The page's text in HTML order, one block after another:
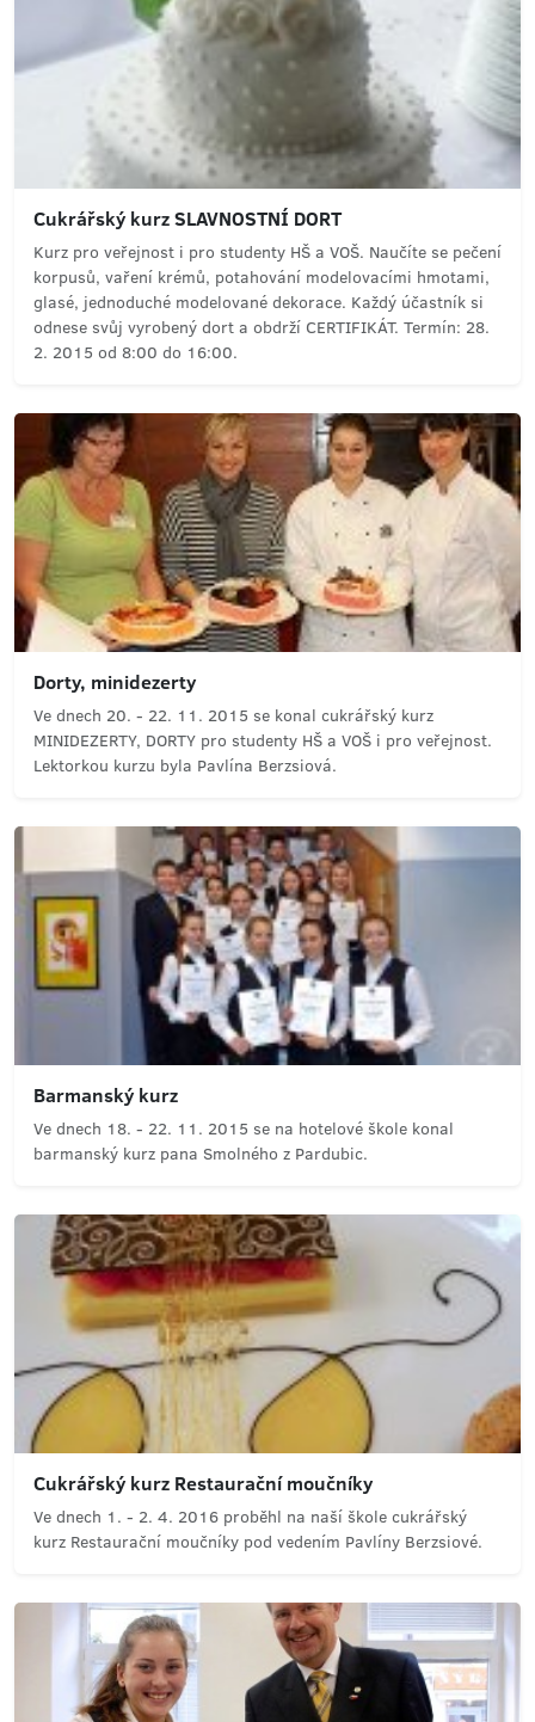
Cukrářský kurz SLAVNOSTNÍ DORT
Kurz pro veřejnost i pro studenty HŠ a VOŠ. Naučíte se pečení
korpusů, vaření krémů, potahování modelovacími hmotami,
glasé, jednoduché modelované dekorace. Každý účastník si
odnese svůj vyrobený dort a obdrží CERTIFIKÁT. Termín: 28.
2. 2015 od 8:00 do 16:00.
Dorty, minidezerty
Ve dnech 20. - 22. 11. 2015 se konal cukrářský kurz
MINIDEZERTY, DORTY pro studenty HŠ a VOŠ i pro veřejnost.
Lektorkou kurzu byla Pavlína Berzsiová.
Barmanský kurz
Ve dnech 18. - 22. 11. 2015 se na hotelové škole konal
barmanský kurz pana Smolného z Pardubic.
Cukrářský kurz Restaurační moučníky
Ve dnech 1. - 2. 4. 2016 proběhl na naší škole cukrářský
kurz Restaurační moučníky pod vedením Pavlíny Berzsiové.